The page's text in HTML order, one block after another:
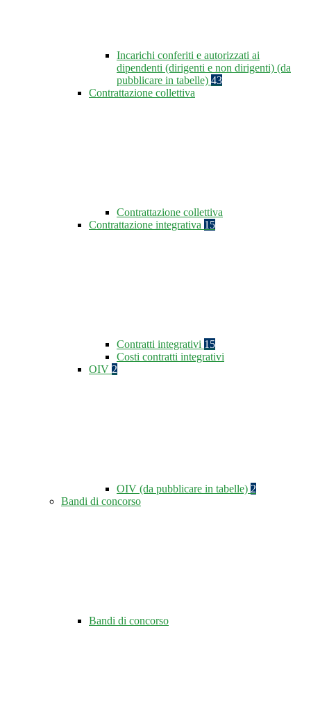
Incarichi conferiti e autorizzati ai
dipendenti (dirigenti e non dirigenti) (da
pubblicare in tabelle) 43
Contrattazione collettiva
Contrattazione collettiva
Contrattazione integrativa 15
Contratti integrativi 15
Costi contratti integrativi
OIV 2
OIV (da pubblicare in tabelle) 2
Bandi di concorso
Bandi di concorso